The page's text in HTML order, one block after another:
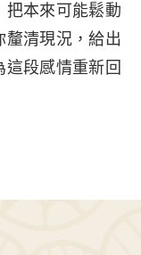
把本來可能鬆動
釐清現況，給出
段感情重新回